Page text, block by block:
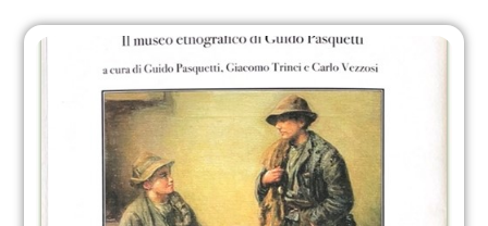
Pagina
Pagina
PaginaPaginaPagina